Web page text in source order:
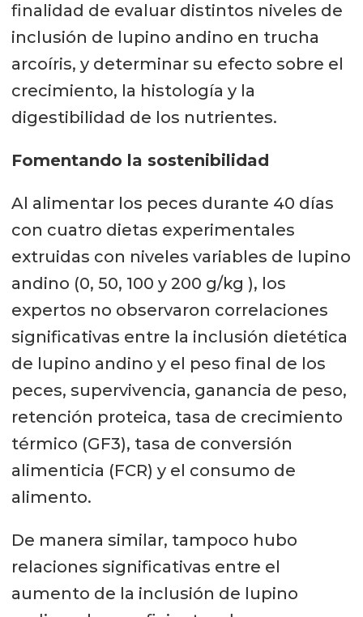
finalidad de evaluar distintos niveles de
inclusión de lupino andino en trucha
arcoíris, y determinar su efecto sobre el
crecimiento, la histología y la
digestibilidad de los nutrientes.
Fomentando la sostenibilidad
Al alimentar los peces durante 40 días
con cuatro dietas experimentales
extruidas con niveles variables de lupino
andino (0, 50, 100 y 200 g/kg ), los
expertos no observaron correlaciones
significativas entre la inclusión dietética
de lupino andino y el peso final de los
peces, supervivencia, ganancia de peso,
retención proteica, tasa de crecimiento
térmico (GF3), tasa de conversión
alimenticia (FCR) y el consumo de
alimento.
De manera similar, tampoco hubo
relaciones significativas entre el
aumento de la inclusión de lupino